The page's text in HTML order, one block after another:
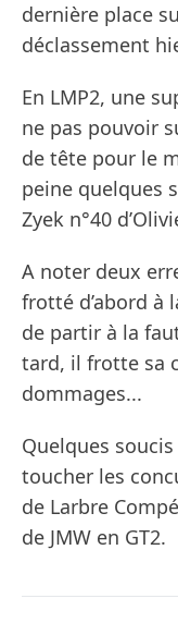
dernière place
déclassement
En LMP2, une
ne pas pouvoir
de tête pour le
peine quelques
Zyek n°40
A noter deux
frotté d’abord à
de partir à la
tard, il frotte sa
dommages...
Quelques
toucher les
de Larbre
de JMW en GT2.